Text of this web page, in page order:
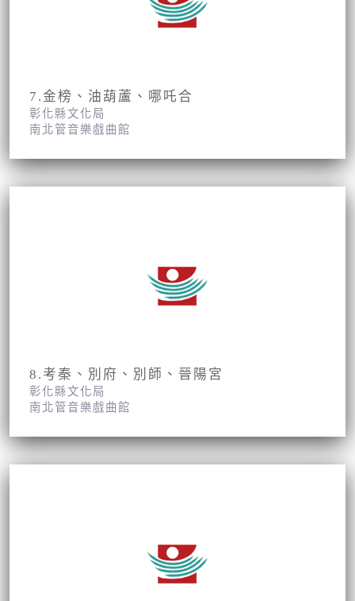
7.金榜、油葫蘆、哪吒合
彰化縣文化局
南北管音樂戲曲館
8.考秦、別府、別師、晉陽宮
彰化縣文化局
南北管音樂戲曲館